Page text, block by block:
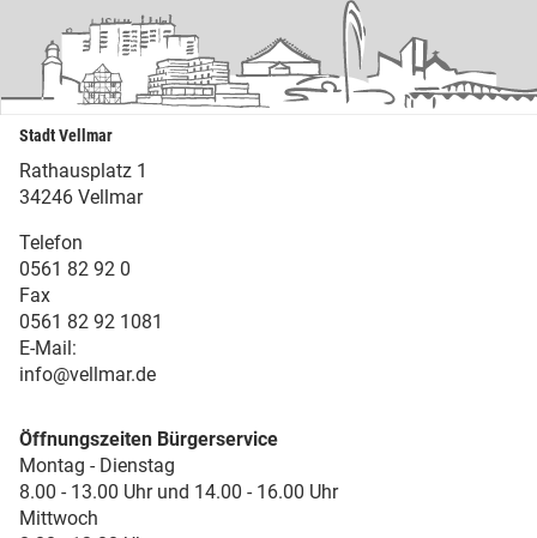
Stadt Vellmar
Rathausplatz 1
34246 Vellmar
Telefon
0561 82 92 0
Fax
0561 82 92 1081
E-Mail:
info@vellmar.de
Öffnungszeiten Bürgerservice
Montag - Dienstag
8.00 - 13.00 Uhr und 14.00 - 16.00 Uhr
Mittwoch